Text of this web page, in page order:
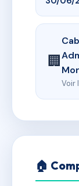
🏢
Voir
🏠